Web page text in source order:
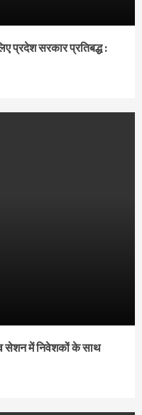
प्रदेश सरकार प्रतिबद्ध :
सेशन में निवेशकों के साथ